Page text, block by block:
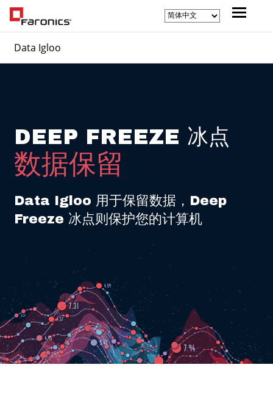
Data Igloo
DEEP FREEZE 冰点
数据保留
Data Igloo 用于保留数据，Deep
Freeze 冰点则保护您的计算机